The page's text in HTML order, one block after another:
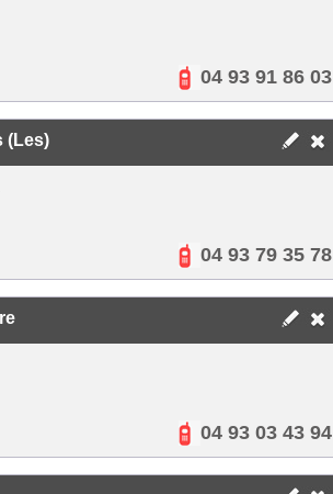
04 93 91 86 03
(Les)
04 93 79 35 78
04 93 03 43 94